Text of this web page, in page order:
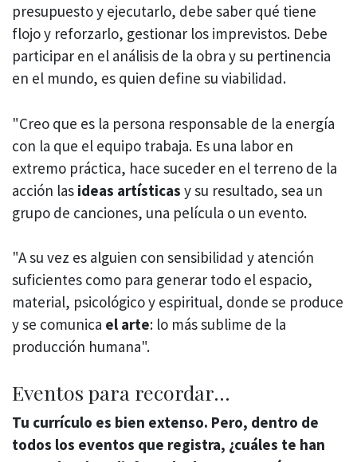
presupuesto y ejecutarlo, debe saber qué tiene
flojo y reforzarlo, gestionar los imprevistos. Debe
participar en el análisis de la obra y su pertinencia
en el mundo, es quien define su viabilidad.
"Creo que es la persona responsable de la energía
con la que el equipo trabaja. Es una labor en
extremo práctica, hace suceder en el terreno de la
acción las ideas artísticas y su resultado, sea un
grupo de canciones, una película o un evento.
"A su vez es alguien con sensibilidad y atención
suficientes como para generar todo el espacio,
material, psicológico y espiritual, donde se produce
y se comunica el arte: lo más sublime de la
producción humana".
Eventos para recordar...
Tu currículo es bien extenso. Pero, dentro de
todos los eventos que registra, ¿cuáles te han